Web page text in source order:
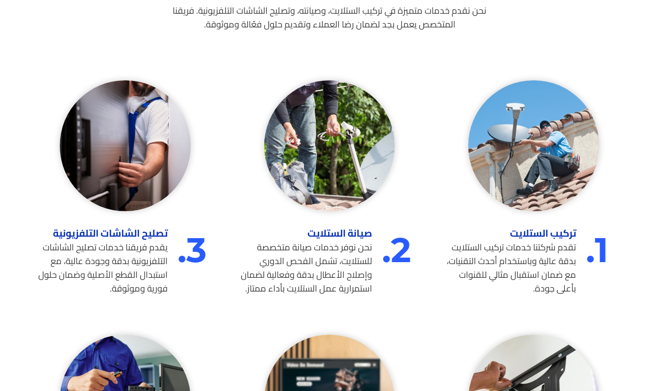
نحن نقدم خدمات متميزة في تركيب الستلايت، وصيانته، وتصليح الشاشات التلفزيونية. فريقنا
المتخصص يعمل بجد لضمان رضا العملاء وتقديم حلول فعّالة وموثوقة.
1. تركيب الستلايت
تقدم شركتنا خدمات تركيب الستلايت
بدقة عالية وباستخدام أحدث التقنيات،
مع ضمان استقبال مثالي للقنوات
بأعلى جودة.
2. صيانة الستلايت
نحن نوفر خدمات صيانة متخصصة
للستلايت، تشمل الفحص الدوري
وإصلاح الأعطال بدقة وفعالية لضمان
استمرارية عمل الستلايت بأداء ممتاز.
3. تصليح الشاشات التلفزيونية
يقدم فريقنا خدمات تصليح الشاشات
التلفزيونية بدقة وجودة عالية، مع
استبدال القطع الأصلية وضمان حلول
فورية وموثوقة.